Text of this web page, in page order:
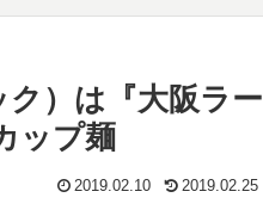
）は『大阪ラー
ップ麺
2019.02.10 2019.02.25